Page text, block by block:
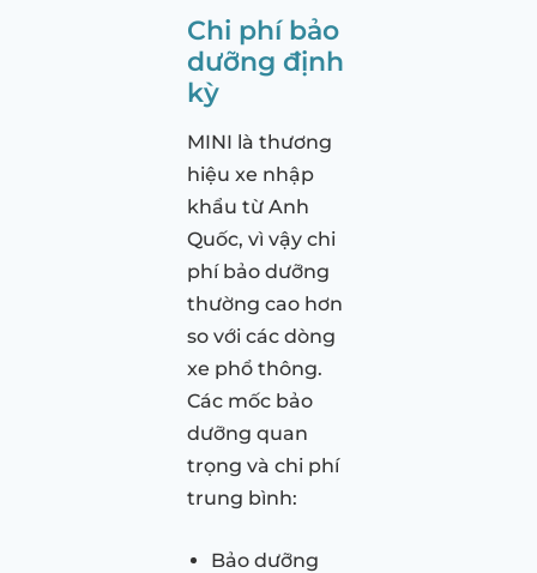
Chi phí bảo
dưỡng định
kỳ
MINI là thương
hiệu xe nhập
khẩu từ Anh
Quốc, vì vậy chi
phí bảo dưỡng
thường cao hơn
so với các dòng
xe phổ thông.
Các mốc bảo
dưỡng quan
trọng và chi phí
trung bình:
Bảo dưỡng